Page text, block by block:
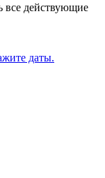
все действующие
даты.